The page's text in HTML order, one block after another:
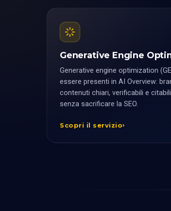
Generative Engine
Generative engine optimization
essere presenti in AI Overview:
contenuti chiari, verificabili e citabili
senza sacrificare la SEO.
Scopri il servizio